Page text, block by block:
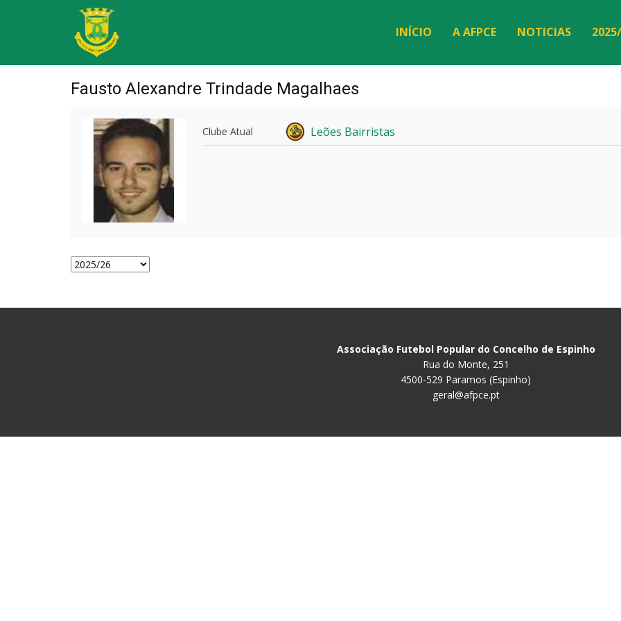
INÍCIO A AFPCE NOTICIAS
Fausto Alexandre Trindade Magalhaes
Clube Atual Leões Bairristas
Associação Futebol Popular do Concelho de Espinho
Rua do Monte, 251
4500-529 Paramos (Espinho)
geral@afpce.pt